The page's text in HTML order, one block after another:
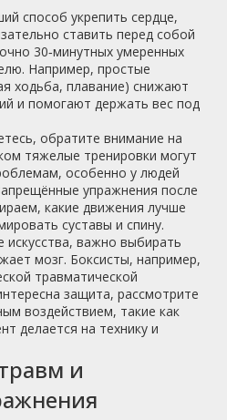
способ укрепить сердце,
ставить перед собой
30‑минутных умеренных
Например, простые
ходьба, плавание) снижают
и помогают держать вес под
обратите внимание на
тяжелые тренировки могут
особенно у людей
упражнения после
какие движения лучше
суставы и спину.
важно выбирать
мозг. Боксисты, например,
травматической
защита, рассмотрите
воздействием, такие как
делается на технику и
и